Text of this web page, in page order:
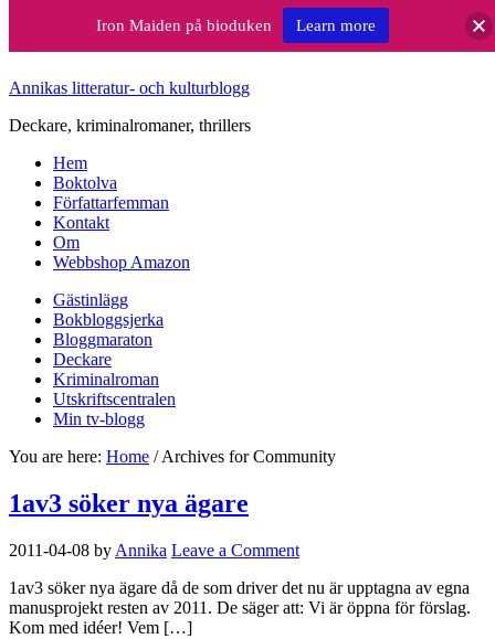
Annikas litteratur- och kulturblogg
Deckare, kriminalromaner, thrillers
Hem
Boktolva
Författarfemman
Kontakt
Om
Webbshop Amazon
Gästinlägg
Bokbloggsjerka
Bloggmaraton
Deckare
Kriminalroman
Utskriftscentralen
Min tv-blogg
You are here: Home /Archives for Community
1av3 söker nya ägare
2011-04-08 by Annika Leave a Comment
1av3 söker nya ägare då de som driver det nu är upptagna av egna
manusprojekt resten av 2011. De säger att: Vi är öppna för förslag.
Kom med idéer! Vem […]
Iron Maiden på bioduken Learn more